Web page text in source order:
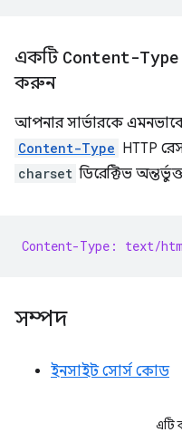
একটি Content-Type
করুন
আপনার সার্ভারকে
Content-Type HTTP
charset ডিরেক্টিভ
Content-Type: text/
সম্পদ
ইনসাইট সোর্স কোড
এটি